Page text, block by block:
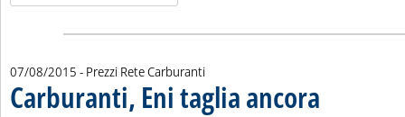
07/08/2015 - Prezzi Rete Carburanti
Carburanti, Eni taglia ancora